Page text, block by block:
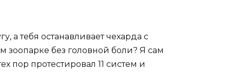
а тебя останавливает чехарда с
зоопарке без головной боли? Я сам
пор протестировал 11 систем и